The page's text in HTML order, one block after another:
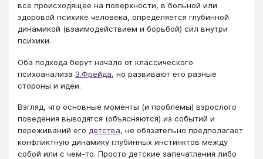
все происходящее на поверхности, в больной или
здоровой психике человека, определяется глубинной
динамикой (взаимодействием и борьбой) сил внутри
психики.
Оба подхода берут начало от классического
психоанализа З.Фрейда, но развивают его разные
стороны и идеи.
Взгляд, что основные моменты (и проблемы) взрослого
поведения выводятся (объясняются) из событий и
переживаний его детства, не обязательно предполагает
конфликтную динамику глубинных инстинктов между
собой или с чем-то. Просто детские запечатления либо